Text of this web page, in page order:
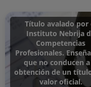
Título avalado por
Instituto Nebrija
Competencias
Profesionales.
que no conducen
obtención de un
valor oficial.